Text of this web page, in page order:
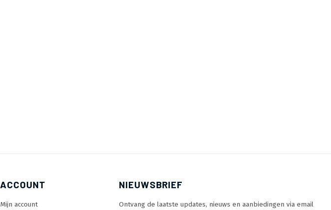
ACCOUNT
Mijn account
NIEUWSBRIEF
Ontvang de laatste updates, nieuws en aanbiedingen via email